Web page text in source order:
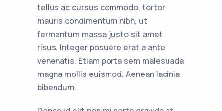
tellus ac cursus commodo, tortor
mauris condimentum nibh, ut
fermentum massa justo sit amet
risus. Integer posuere erat a ante
venenatis. Etiam porta sem malesuada
magna mollis euismod. Aenean lacinia
bibendum.